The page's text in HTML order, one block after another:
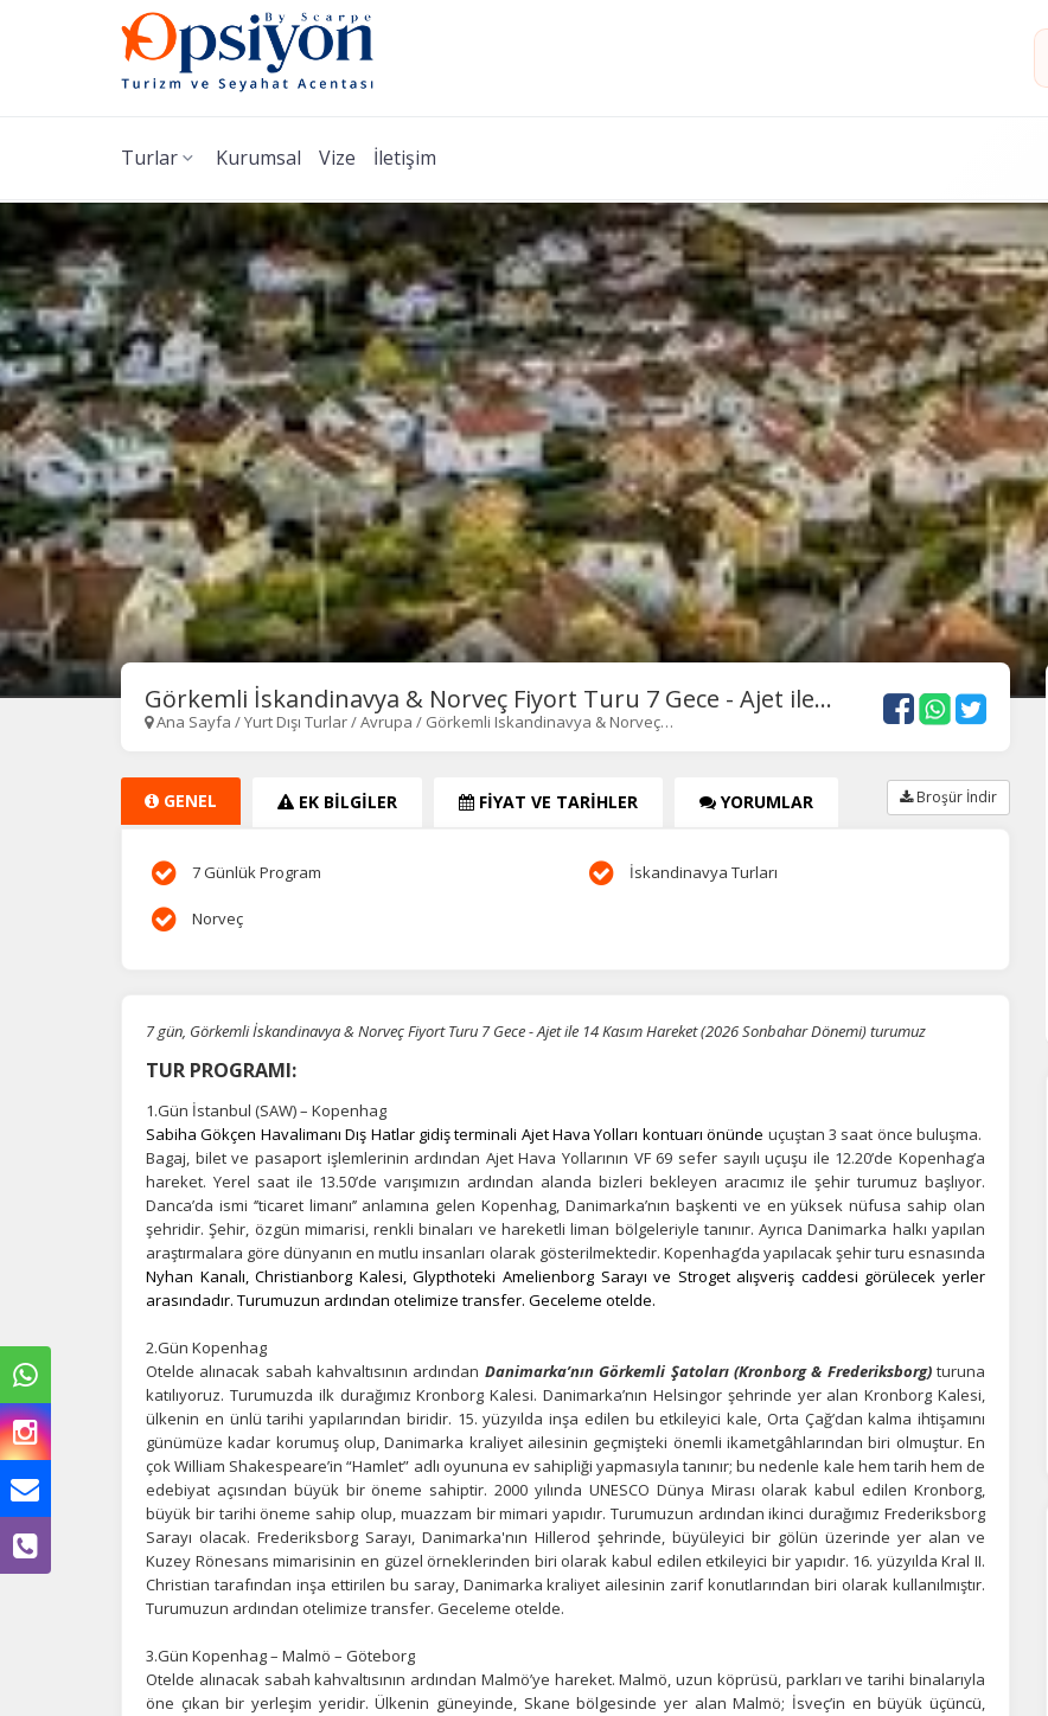
Turlar Kurumsal Vize İletişim
ÇEREZ KULLANIM AYARLARINIZ
Çerez tercihlerinizibelirleyin.
izin vermemeyi seçebilirsiniz ancak bu durumda sitemiz umduğumuz gibi çalışmaya
bilir. Daha fazla bilgi için KVKK bilgilendirmemizi çerez kullanım ve
gizlilik koşullarını
Görkemli İskandinavya & Norveç Fiyort Turu 7 Gece - Ajet ile...
Ana Sayfa /Yurt Dışı Turlar/Avrupa / Görkemli Iskandinavya & Norveç…
GENEL EK BİLGİLER FİYAT VE TARİHLER YORUMLAR Broşür İndir
7 Günlük Program İskandinavya Turları
Norveç
7 gün, Görkemli İskandinavya & Norveç Fiyort Turu 7 Gece - Ajet ile 14 Kasım Hareket (2026 Sonbahar Dönemi) turumuz
TUR PROGRAMI:
1.Gün İstanbul (SAW) – Kopenhag
Sabiha Gökçen Havalimanı Dış Hatlar gidiş terminali Ajet Hava Yolları kontuarı önünde uçuştan 3 saat önce buluşma.
Bagaj, bilet ve pasaport işlemlerinin ardından Ajet Hava Yollarının VF 69 sefer sayılı uçuşu ile 12.20’de Kopenhag’a
hareket. Yerel saat ile 13.50’de varışımızın ardından alanda bizleri bekleyen aracımız ile şehir turumuz başlıyor.
Danca’da ismi ‘’ticaret limanı’’ anlamına gelen Kopenhag, Danimarka’nın başkenti ve en yüksek nüfusa sahip olan
şehridir. Şehir, özgün mimarisi, renkli binaları ve hareketli liman bölgeleriyle tanınır. Ayrıca Danimarka halkı yapılan
araştırmalara göre dünyanın en mutlu insanları olarak gösterilmektedir. Kopenhag’da yapılacak şehir turu esnasında
Nyhan Kanalı, Christianborg Kalesi, Glypthoteki Amelienborg Sarayı ve Stroget alışveriş caddesi görülecek yerler
arasındadır. Turumuzun ardından otelimize transfer. Geceleme otelde.
2.Gün Kopenhag
Otelde alınacak sabah kahvaltısının ardından Danimarka’nın Görkemli Şatoları (Kronborg & Frederiksborg)turuna
katılıyoruz. Turumuzda ilk durağımız Kronborg Kalesi. Danimarka’nın Helsingor şehrinde yer alan Kronborg Kalesi,
ülkenin en ünlü tarihi yapılarından biridir. 15. yüzyılda inşa edilen bu etkileyici kale, Orta Çağ’dan kalma ihtişamını
günümüze kadar korumuş olup, Danimarka kraliyet ailesinin geçmişteki önemli ikametgâhlarından biri olmuştur. En
çok William Shakespeare’in “Hamlet” adlı oyununa ev sahipliği yapmasıyla tanınır; bu nedenle kale hem tarih hem de
edebiyat açısından büyük bir öneme sahiptir. 2000 yılında UNESCO Dünya Mirası olarak kabul edilen Kronborg,
büyük bir tarihi öneme sahip olup, muazzam bir mimari yapıdır. Turumuzun ardından ikinci durağımız Frederiksborg
Sarayı olacak. Frederiksborg Sarayı, Danimarka'nın Hillerod şehrinde, büyüleyici bir gölün üzerinde yer alan ve
Kuzey Rönesans mimarisinin en güzel örneklerinden biri olarak kabul edilen etkileyici bir yapıdır. 16. yüzyılda Kral II.
Christian tarafından inşa ettirilen bu saray, Danimarka kraliyet ailesinin zarif konutlarından biri olarak kullanılmıştır.
Turumuzun ardından otelimize transfer. Geceleme otelde.
3.Gün Kopenhag – Malmö – Göteborg
Otelde alınacak sabah kahvaltısının ardından Malmö’ye hareket. Malmö, uzun köprüsü, parkları ve tarihi binalarıyla
öne çıkan bir yerleşim yeridir. Ülkenin güneyinde, Skane bölgesinde yer alan Malmö; İsveç’in en büyük üçüncü,